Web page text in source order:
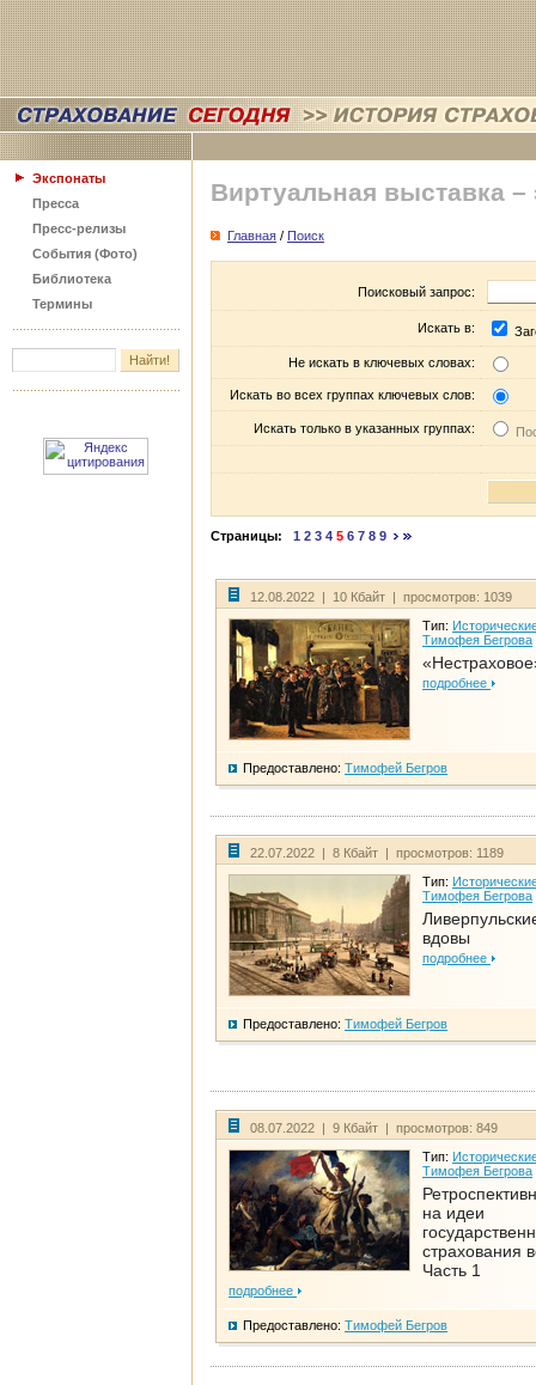
Экспонаты
Пресса
Пресс-релизы
События (Фото)
Библиотека
Термины
Виртуальная выставка –
Главная / Поиск
Поисковый запрос:
Искать в:
Не искать в ключевых словах:
Искать во всех группах ключевых слов:
Искать только в указанных группах:
Страницы: 1 2 3 4 5 6 7 8 9
12.08.2022 | 10 Кбайт | просмотров: 1039
Тип:
Тимофея Бегрова
подробнее
Предоставлено: Тимофей Бегров
22.07.2022 | 8 Кбайт | просмотров: 1189
Тип:
Тимофея Бегрова
вдовы
подробнее
Предоставлено: Тимофей Бегров
08.07.2022 | 9 Кбайт | просмотров: 849
Тип:
Тимофея Бегрова
на идеи
страхования
Часть 1
подробнее
Предоставлено: Тимофей Бегров